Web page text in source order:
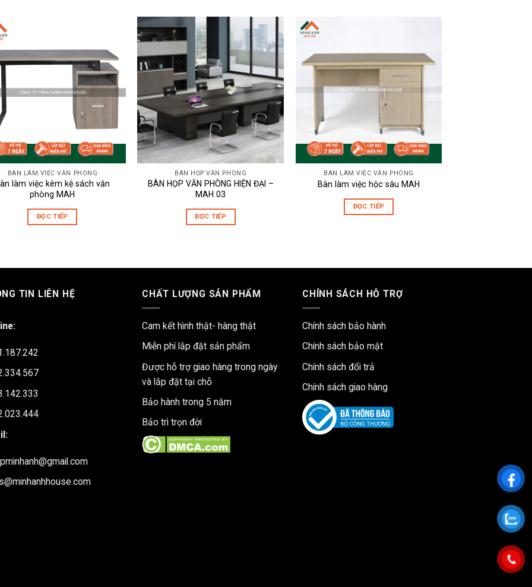
173 kg và tải trọng chịu lực trung bình từ 50-80 kg, bàn họp MAH05 đảm bảo độ ổn định và chắc
bị và tài liệu. Khả năng chịu lực tốt giúp bàn không bị rung lắc, tạo môi trường làm việc ổn định và chuyên
sơn
dụng trong môi trường nhiệt độ cao, chỉ sử dụng trong nhà.
bàn, nếu có hãy lau khô ngay lập tức để tránh thấm vào gỗ và gây hỏng hóc.
tiếp lên bàn mà không có đĩa lót.
lâu dài trên bàn để tránh làm cong hoặc biến dạng bề mặt bàn.
BÀN LÀM VIỆC VĂN PHÒNG
làm việc kèm kệ sách văn
phòng MAH
ĐỌC TIẾP
BÀN HỌP VĂN PHÒNG
BÀN HỌP VĂN PHÒNG HIỆN ĐẠI –
MAH 03
ĐỌC TIẾP
BÀN LÀM VIỆC VĂN PHÒNG
Bàn làm việc hộc sâu MAH
ĐỌC TIẾP
TIN LIÊN HỆ CHẤT LƯỢNG SẢN PHẨM
Cam kết hình thật- hàng thật
Miễn phí lắp đặt sản phẩm
Được hỗ trợ giao hàng trong ngày
và lắp đặt tại chỗ
Bảo hành trong 5 năm
Bảo trì trọn đời
CHÍNH SÁCH HỖ TRỢ
Chính sách bảo hành
Chính sách bảo mật
Chính sách đổi trả
Chính sách giao hàng